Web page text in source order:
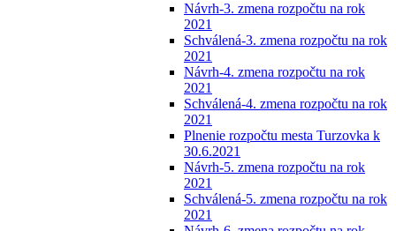
Návrh-3. zmena rozpočtu na rok
2021
Schválená-3. zmena rozpočtu na rok
2021
Návrh-4. zmena rozpočtu na rok
2021
Schválená-4. zmena rozpočtu na rok
2021
Plnenie rozpočtu mesta Turzovka k
30.6.2021
Návrh-5. zmena rozpočtu na rok
2021
Schválená-5. zmena rozpočtu na rok
2021